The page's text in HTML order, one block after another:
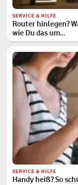
SERVICE & HILFE
Router hinlegen?
wie Du das um…
SERVICE & HILFE
Handy heiß? So